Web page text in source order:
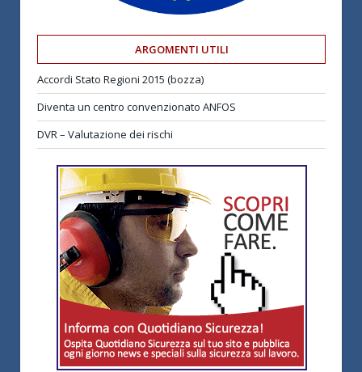
ARGOMENTI UTILI
Accordi Stato Regioni 2015 (bozza)
Diventa un centro convenzionato ANFOS
DVR – Valutazione dei rischi